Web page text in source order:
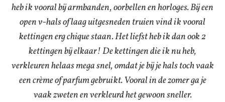
heb ik vooral bij armbanden, oorbellen en horloges. Bij een
open v-hals of laag uitgesneden truien vind ik vooral
kettingen erg chique staan. Het liefst heb ik dan ook 2
kettingen bij elkaar! De kettingen die ik nu heb,
verkleuren helaas mega snel, omdat je bij je hals toch vaak
een crème of parfum gebruikt. Vooral in de zomer ga je
vaak zweten en verkleurd het gewoon sneller.